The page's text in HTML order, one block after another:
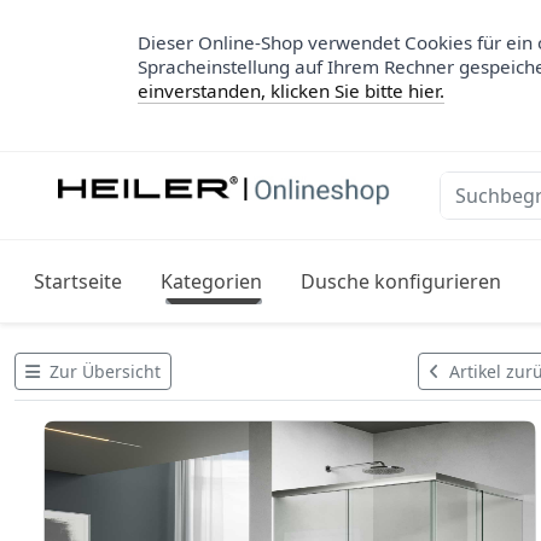
Dieser Online-Shop verwendet Cookies für
Spracheinstellung auf Ihrem Rechner
einverstanden, klicken Sie bitte hier.
Startseite Kategorien Dusche konfigurieren
Zur Übersicht Artikel